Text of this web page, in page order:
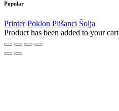
Popular
Printer Poklon Plišanci Šolja
Product has been added to your cart